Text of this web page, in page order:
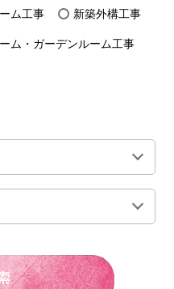
ム工事 新築外構工事
ム・ガーデンルーム工事
250万円前後